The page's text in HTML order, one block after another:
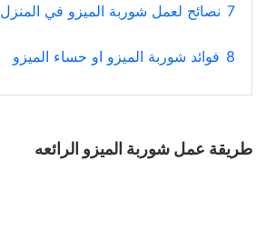
7 نصائح لعمل شوربة الميزو في المنزل
8 فوائد شوربة الميزو او حساء الميزو
طريقة عمل شوربة الميزو الرائعه